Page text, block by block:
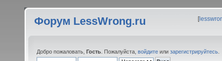
Форум LessWrong.ru [
Добро пожаловать, Гость . Пожалуйста, войдите или зарегистрируйтесь